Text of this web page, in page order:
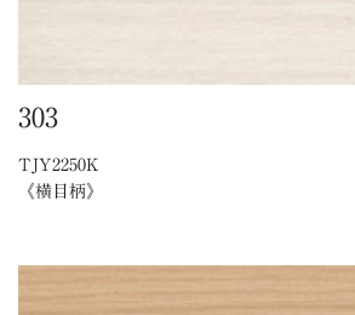
303
TJY2250K
《横目柄》